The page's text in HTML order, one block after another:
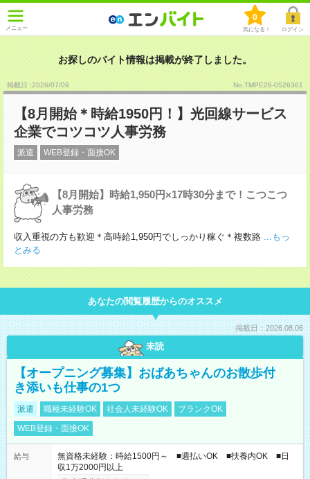
メニュー
0
気になる！ ログイン
お探しのバイト情報は掲載が終了しました。
掲載日 :2026/07/09 No.TMPE26-0526361
【8月開始＊時給1950円！】光回線サービス
企業でコツコツ人事労務
派遣 WEB登録・面接OK
【8月開始】時給1,950円×17時30分まで！こつこつ
人事労務
収入重視の方も歓迎＊高時給1,950円でしっかり稼ぐ＊複数路 ...もっ
とみる
あなたの閲覧履歴からのオススメ
掲載日：2026.08.06
未読
【オープニング募集】おばあちゃんのお散歩付
き添いも仕事の1つ
派遣 職種未経験OK 社会人未経験OK
ブランクOK
WEB登録・面接OK
給与
無資格未経験：時給1500円～ ■週払いOK ■扶養内OK ■日
収1万2000円以上